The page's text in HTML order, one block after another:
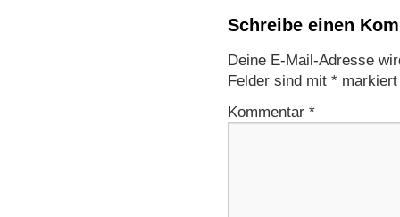
Schreibe einen
Deine E-Mail-Adresse
Felder sind mit * markiert
Kommentar *